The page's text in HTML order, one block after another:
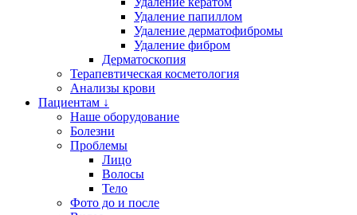
Удаление папиллом
Удаление дерматофибромы
Удаление фибром
Дерматоскопия
Терапевтическая косметология
Анализы крови
Пациентам ↓
Наше оборудование
Болезни
Проблемы
Лицо
Волосы
Тело
Фото до и после